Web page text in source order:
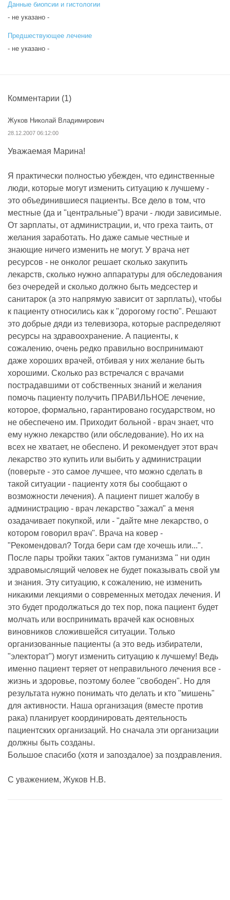
Данные биопсии и гистологии
- не указано -
Предшествующее лечение
- не указано -
Комментарии (1)
Жуков Николай Владимирович
28.12.2007 06:12:00
Уважаемая Марина!
Я практически полностью убежден, что единственные
люди, которые могут изменить ситуацию к лучшему -
это объединившиеся пациенты. Все дело в том, что
местные (да и "центральные") врачи - люди зависимые.
От зарплаты, от администрации, и, что греха таить, от
желания заработать. Но даже самые честные и
знающие ничего изменить не могут. У врача нет
ресурсов - не онколог решает сколько закупить
лекарств, сколько нужно аппаратуры для обследования
без очередей и сколько должно быть медсестер и
санитарок (а это напрямую зависит от зарплаты), чтобы
к пациенту относились как к "дорогому гостю". Решают
это добрые дяди из телевизора, которые распределяют
ресурсы на здравоохранение. А пациенты, к
сожалению, очень редко правильно воспринимают
даже хороших врачей, отбивая у них желание быть
хорошими. Сколько раз встречался с врачами
пострадавшими от собственных знаний и желания
помочь пациенту получить ПРАВИЛЬНОЕ лечение,
которое, формально, гарантировано государством, но
не обеспечено им. Приходит больной - врач знает, что
ему нужно лекарство (или обследование). Но их на
всех не хватает, не обеспено. И рекомендует этот врач
лекарство это купить или выбить у администрации
(поверьте - это самое лучшее, что можно сделать в
такой ситуации - пациенту хотя бы сообщают о
возможности лечения). А пациент пишет жалобу в
администрацию - врач лекарство "зажал" а меня
озадачивает покупкой, или - "дайте мне лекарство, о
котором говорил врач". Врача на ковер -
"Рекомендовал? Тогда бери сам где хочешь или...".
После пары тройки таких "актов гуманизма " ни один
здравомыслящий человек не будет показывать свой ум
и знания. Эту ситуацию, к сожалению, не изменить
никакими лекциями о современных методах лечения. И
это будет продолжаться до тех пор, пока пациент будет
молчать или воспринимать врачей как основных
виновников сложившейся ситуации. Только
организованные пациенты (а это ведь избиратели,
"электорат") могут изменить ситуацию к лучшему! Ведь
именно пациент теряет от неправильного лечения все -
жизнь и здоровье, поэтому более "свободен". Но для
результата нужно понимать что делать и кто "мишень"
для активности. Наша организация (вместе против
рака) планирует координировать деятельность
пациентских организаций. Но сначала эти организации
должны быть созданы.
Большое спасибо (хотя и запоздалое) за поздравления.
С уважением, Жуков Н.В.